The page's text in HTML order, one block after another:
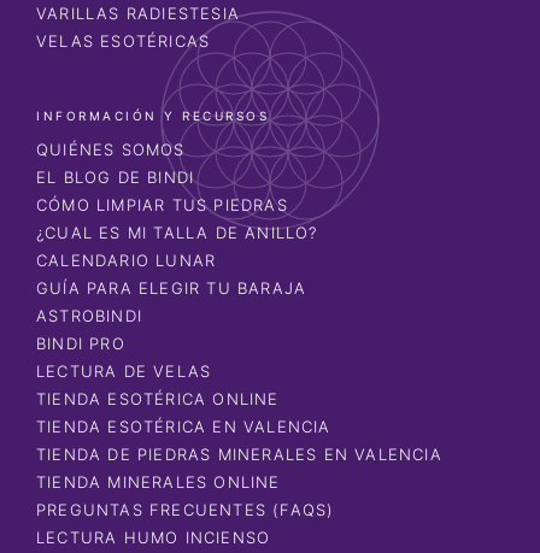
VARILLAS RADIESTESIA
VELAS ESOTÉRICAS
INFORMACIÓN Y RECURSOS
QUIÉNES SOMOS
EL BLOG DE BINDI
CÓMO LIMPIAR TUS PIEDRAS
¿CUAL ES MI TALLA DE ANILLO?
CALENDARIO LUNAR
GUÍA PARA ELEGIR TU BARAJA
ASTROBINDI
BINDI PRO
LECTURA DE VELAS
TIENDA ESOTÉRICA ONLINE
TIENDA ESOTÉRICA EN VALENCIA
TIENDA DE PIEDRAS MINERALES EN VALENCIA
TIENDA MINERALES ONLINE
PREGUNTAS FRECUENTES (FAQS)
LECTURA HUMO INCIENSO